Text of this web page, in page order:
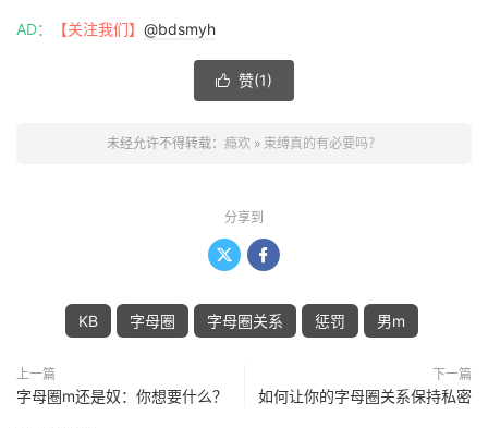
AD： 【关注我们】 @bdsmyh
 赞(1)
未经允许不得转载： 瘾欢 » 束缚真的有必要吗？
分享到
 
KB 字母圈 字母圈关系 惩罚 男m
上一篇
字母圈m还是奴：你想要什么？
下一篇
如何让你的字母圈关系保持私密